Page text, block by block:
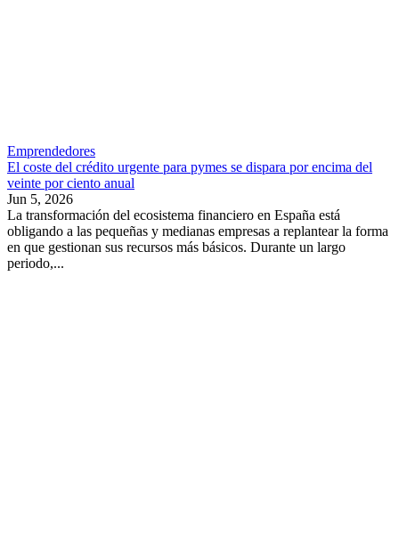
Emprendedores
El coste del crédito urgente para pymes se dispara por encima del
veinte por ciento anual
Jun 5, 2026
La transformación del ecosistema financiero en España está
obligando a las pequeñas y medianas empresas a replantear la forma
en que gestionan sus recursos más básicos. Durante un largo
periodo,...